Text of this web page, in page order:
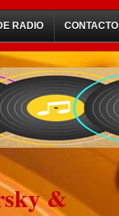
RADIO CONTACTO
&